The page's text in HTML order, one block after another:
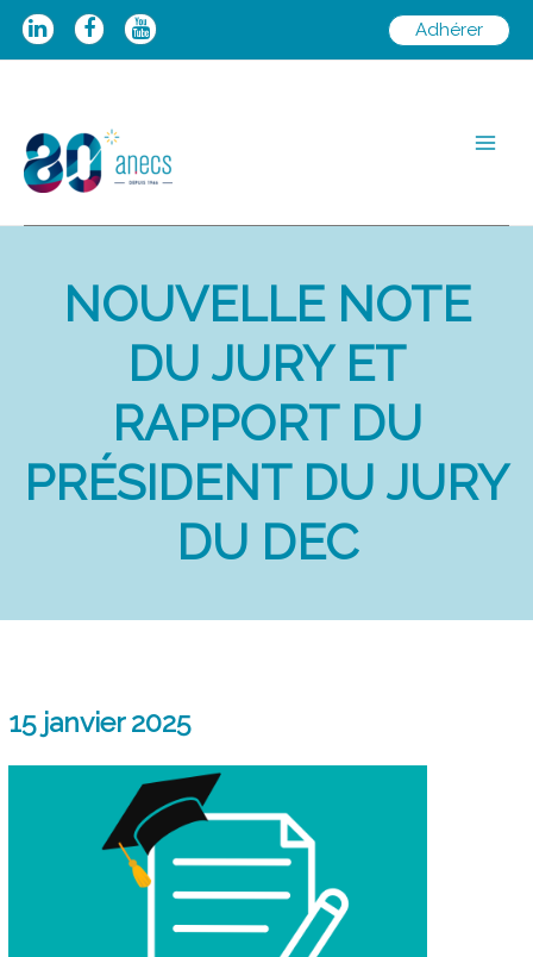
Aller
Adhérer
NOUVELLE NOTE
DU JURY ET
RAPPORT DU
PRÉSIDENT DU JURY
DU DEC
15 janvier 2025